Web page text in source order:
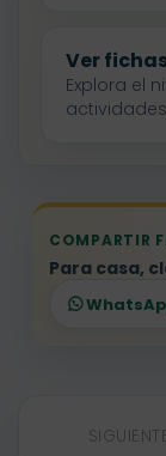
Ver
Explora el
COMPARTIR
Para casa,